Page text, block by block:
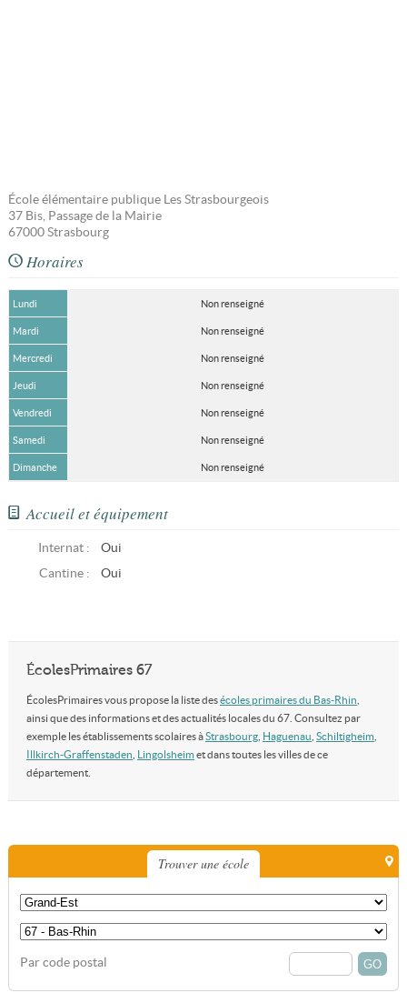
École élémentaire publique Les Strasbourgeois
37 Bis, Passage de la Mairie
67000 Strasbourg
Horaires
Lundi Non renseigné
Mardi Non renseigné
Mercredi Non renseigné
Jeudi Non renseigné
Vendredi Non renseigné
Samedi Non renseigné
Dimanche Non renseigné
Accueil et équipement
Internat :
Oui
Cantine :
Oui
ÉcolesPrimaires 67
ÉcolesPrimaires vous propose la liste desécoles primaires du Bas-Rhin
ainsi que des informations et des actualités locales du 67. Consultez par
exemple les établissements scolaires àStrasbourg, Haguenau Schiltigheim
Illkirch-Graffenstaden Lingolsheim et dans toutes les villes de ce
département.
Trouver une école
Par code postal